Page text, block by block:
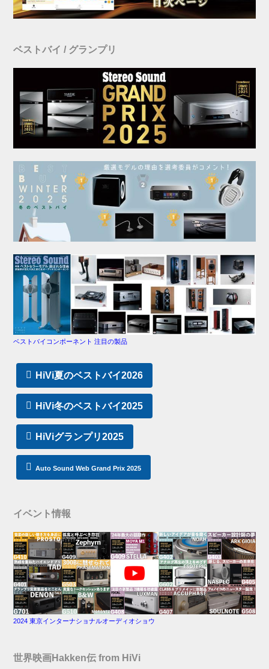
ベストバイ / グランプリ
ベストバイコンポーネント 注目の製品
HiVi夏のベストバイ2026
HiVi冬のベストバイ2025
HiViグランプリ2025
Auto Sound Web Grand Prix 2025
イベント情報
2024 東京インターナショナルオーディオショウ
世界映画Hakken伝 from HiVi